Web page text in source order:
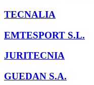
TECNALIA
EMTESPORT S.L.
JURITECNIA
GUEDAN S.A.